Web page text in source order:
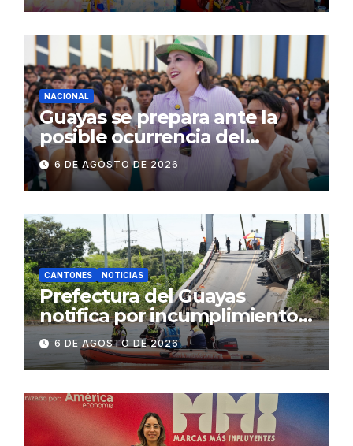
operativos en zonas
comerciales y de
concurrencia
NACIONAL
Guayas se prepara ante la
posible ocurrencia del
fenómeno de El Niño:
Gobierno Nacional capacita a
2.500 jóvenes
6 DE AGOSTO DE 2026
CANTONES NOTICIAS
Prefectura del Guayas
notifica por incumplimiento
contractual a la
Concesionaria CONORTE y
exige celeridad en
desmontaje del puente
Gonzalo Icaza Cornejo, en
Daule
6 DE AGOSTO DE 2026